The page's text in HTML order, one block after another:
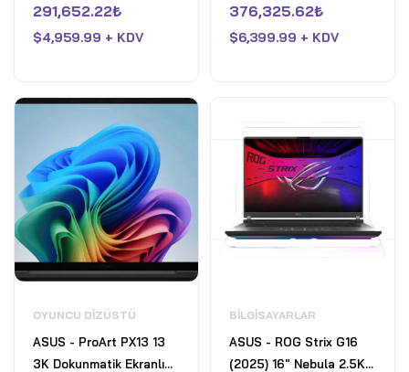
32GB Memory - NVIDIA
GeForce RTX 5070 Ti -
üzerinden
0
aldı
291,652.22₺
$4,959.99 + KDV
64GB Memory - NVIDIA
GeForce RTX 5090 -
üzerinden
0
aldı
376,325.62₺
$6,399.99 + KDV
OYUNCU DIZÜSTÜ
ASUS - ProArt PX13 13
3K Dokunmatik Ekranlı
BILGISAYARLAR
ASUS - ROG Strix G16
(2025) 16" Nebula 2.5K